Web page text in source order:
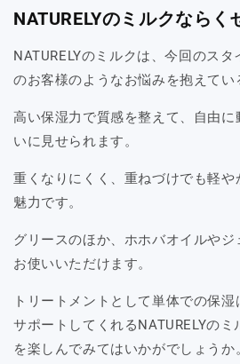
NATURELYのミルクならく
NATURELYのミルクは、今回のス
のお客様のようなお悩みを抱えてい
高い保湿力で質感を整えて、自由
いに見せられます。
重くなりにくく、重ねづけでも軽や
魅力です。
グリースのほか、ホホバオイルやジ
お使いいただけます。
トリートメントとして単体での保
サポートしてくれるNATURELYの
を楽しんでみてはいかがでしょうか